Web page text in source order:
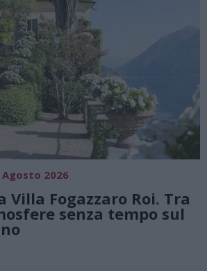
Agosto 2026
Villa Fogazzaro Roi. Tra
senza tempo sul